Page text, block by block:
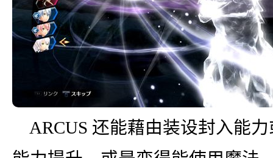
ARCUS 还能藉由装设封入能